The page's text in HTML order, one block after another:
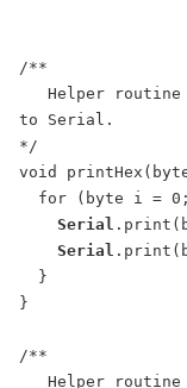
/**
to Serial.
*/
void
Serial
Serial
}
/**